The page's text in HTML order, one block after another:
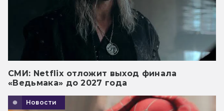
СМИ: Netflix отложит выход финала
«Ведьмака» до 2027 года
Новости